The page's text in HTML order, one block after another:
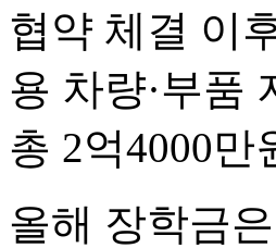
협약 체결 이
용 차량·부품
총 2억4000
올해 장학금